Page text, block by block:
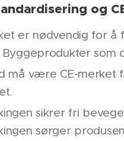
og
er nødvendig for
Byggeprodukter som
må være CE-merket
sikrer fri
sørger